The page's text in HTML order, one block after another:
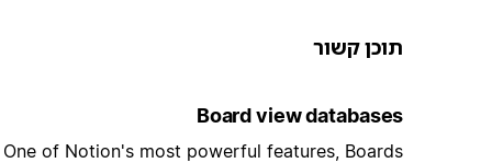
תוכן קשור
Board view databases
One of Notion's most powerful features, Boards